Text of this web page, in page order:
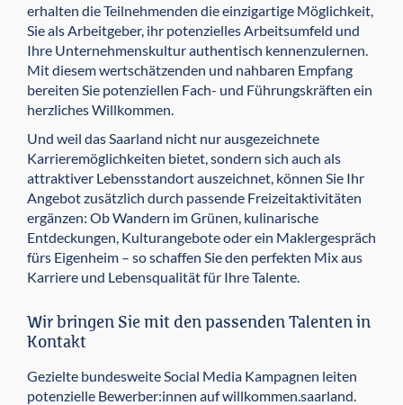
erhalten die Teilnehmenden die einzigartige Möglichkeit,
Sie als Arbeitgeber, ihr potenzielles Arbeitsumfeld und
Ihre Unternehmenskultur authentisch kennenzulernen.
Mit diesem wertschätzenden und nahbaren Empfang
bereiten Sie potenziellen Fach- und Führungskräften ein
herzliches Willkommen.
Und weil das Saarland nicht nur ausgezeichnete
Karrieremöglichkeiten bietet, sondern sich auch als
attraktiver Lebensstandort auszeichnet, können Sie Ihr
Angebot zusätzlich durch passende Freizeitaktivitäten
ergänzen: Ob Wandern im Grünen, kulinarische
Entdeckungen, Kulturangebote oder ein Maklergespräch
fürs Eigenheim – so schaffen Sie den perfekten Mix aus
Karriere und Lebensqualität für Ihre Talente.
Wir bringen Sie mit den passenden Talenten in
Kontakt
Gezielte bundesweite Social Media Kampagnen leiten
potenzielle Bewerber:innen auf willkommen.saarland.